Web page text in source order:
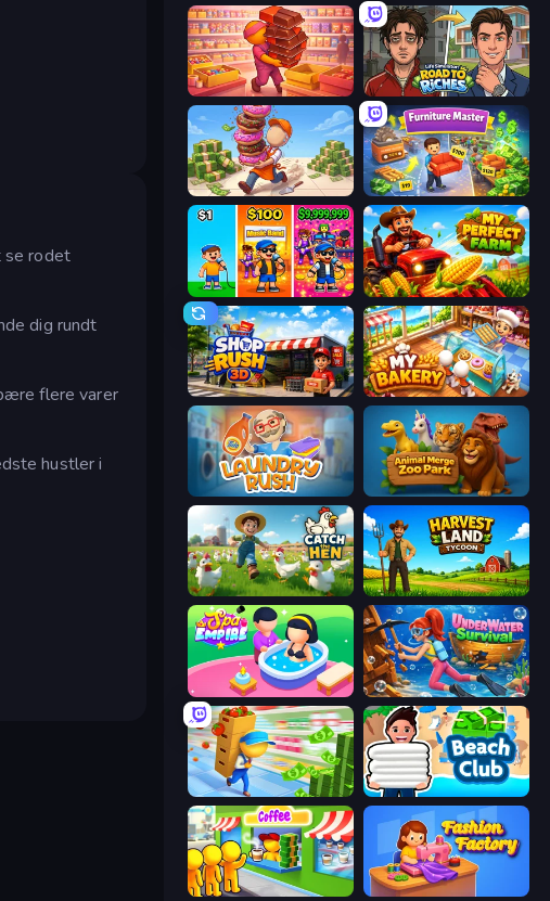
se rodet
dig rundt
flere varer
hustler i
Candy Packing Store Life Simulator: Road to Riches
Donut Place Furniture Master: Idle Tycoon
Music Band My Perfect Farm
Shop Rush 3D My bakery
Laundry Rush Animal Merge Zoo Park
Catch the Hen Harvest Land Tycoon
Spa Empire Underwater Survival
Supermarket Empire Beach Club
Coffee Idle Fashion Factory